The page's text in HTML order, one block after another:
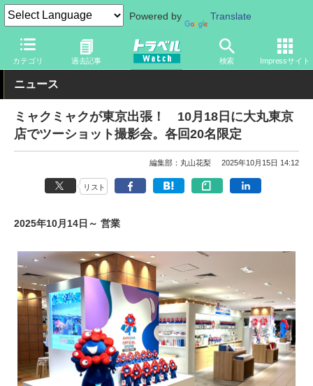
Powered by Translate
カテゴリ 過去記事 検索 Impressサイト
トラベル Watch イベント 国際博覧会 2025年大阪・関西万博
ニュース
ミャクミャクが東京出張！ 10月18日に大丸東京
店でツーショット撮影会。各回20名限定
編集部：丸山花梨 2025年10月15日 14:12
リスト
2025年10月14日～ 営業